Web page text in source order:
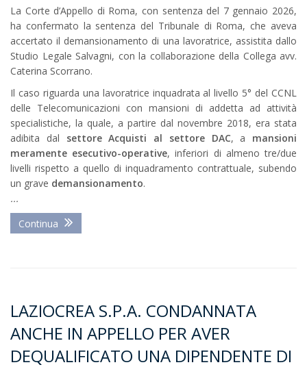
La Corte d’Appello di Roma, con sentenza del 7 gennaio 2026,
ha confermato la sentenza del Tribunale di Roma, che aveva
accertato il demansionamento di una lavoratrice, assistita dallo
Studio Legale Salvagni, con la collaborazione della Collega avv.
Caterina Scorrano.
Il caso riguarda una lavoratrice inquadrata al livello 5° del CCNL
delle Telecomunicazioni con mansioni di addetta ad attività
specialistiche, la quale, a partire dal novembre 2018, era stata
adibita dal settore Acquisti al settore DAC, a mansioni
meramente esecutivo-operative, inferiori di almeno tre/due
livelli rispetto a quello di inquadramento contrattuale, subendo
un grave demansionamento.
...
Continua
LAZIOCREA S.P.A. CONDANNATA
ANCHE IN APPELLO PER AVER
DEQUALIFICATO UNA DIPENDENTE DI